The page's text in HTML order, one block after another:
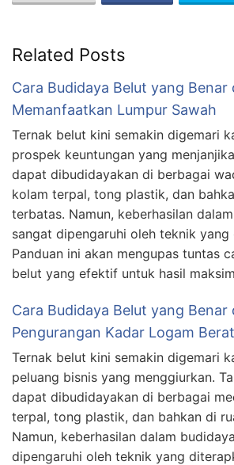
Related Posts
Cara Budidaya Belut yang Benar
Memanfaatkan Lumpur Sawah
Ternak belut kini semakin digemari
prospek keuntungan yang
dapat dibudidayakan di berbagai
kolam terpal, tong plastik, dan
terbatas. Namun, keberhasilan
sangat dipengaruhi oleh teknik yang
Panduan ini akan mengupas tuntas
belut yang efektif untuk hasil
Cara Budidaya Belut yang Benar
Pengurangan Kadar Logam Berat
Ternak belut kini semakin digemari
peluang bisnis yang menggiurkan.
dapat dibudidayakan di berbagai
terpal, tong plastik, dan bahkan di
Namun, keberhasilan dalam
dipengaruhi oleh teknik yang